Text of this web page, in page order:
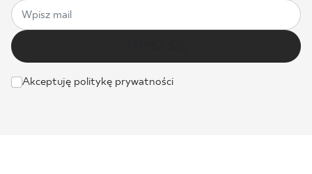
Akceptuję politykę prywatności